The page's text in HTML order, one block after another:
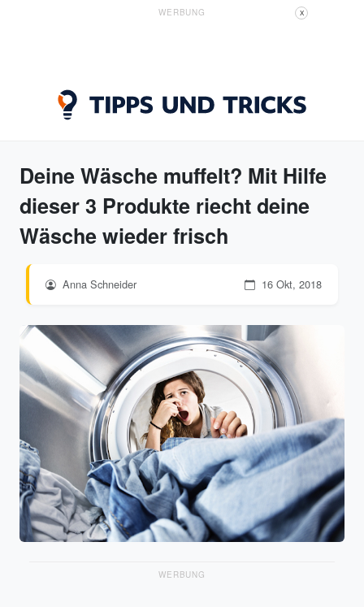
WERBUNG X
Deine Wäsche muffelt? Mit Hilfe
dieser 3 Produkte riecht deine
Wäsche wieder frisch
Anna Schneider 16 Okt, 2018
WERBUNG